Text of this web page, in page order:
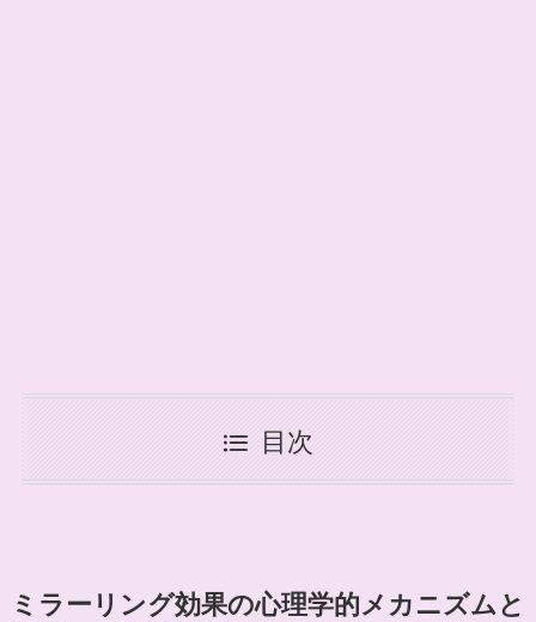
目次
ミラーリング効果の心理学的メカニズムと